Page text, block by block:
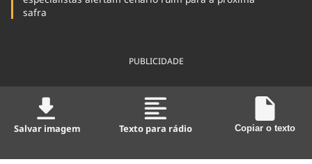
safra
PUBLICIDADE
Salvar imagem Texto para rádio Copiar o texto